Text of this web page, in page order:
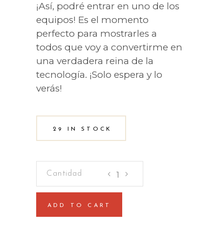
¡Así, podré entrar en uno de los
equipos! Es el momento
perfecto para mostrarles a
todos que voy a convertirme en
una verdadera reina de la
tecnología. ¡Solo espera y lo
verás!
29 IN STOCK
-
Reina
ADD TO CART